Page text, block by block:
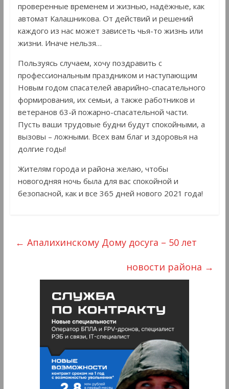
проверенные временем и жизнью, надёжные, как
автомат Калашникова. От действий и решений
каждого из нас может зависеть чья-то жизнь или
жизни. Иначе нельзя…
Пользуясь случаем, хочу поздравить с
профессиональным праздником и наступающим
Новым годом спасателей аварийно-спасательного
формирования, их семьи, а также работников и
ветеранов 63-й пожарно-спасательной части.
Пусть ваши трудовые будни будут спокойными, а
вызовы – ложными. Всех вам благ и здоровья на
долгие годы!
Жителям города и района желаю, чтобы
новогодняя ночь была для вас спокойной и
безопасной, как и все 365 дней нового 2021 года!
← Апалихинскому Дому досуга – 50 лет
новости района →